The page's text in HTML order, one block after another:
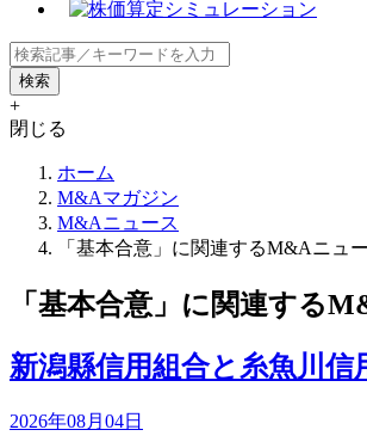
+
閉じる
ホーム
M&Aマガジン
M&Aニュース
「基本合意」に関連するM&Aニュ
「基本合意」に関連する
新潟縣信用組合と糸魚川信
2026年08月04日